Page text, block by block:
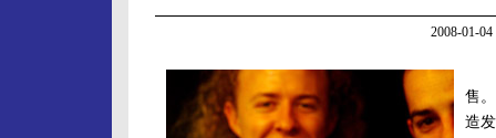
2008-01-
售
造